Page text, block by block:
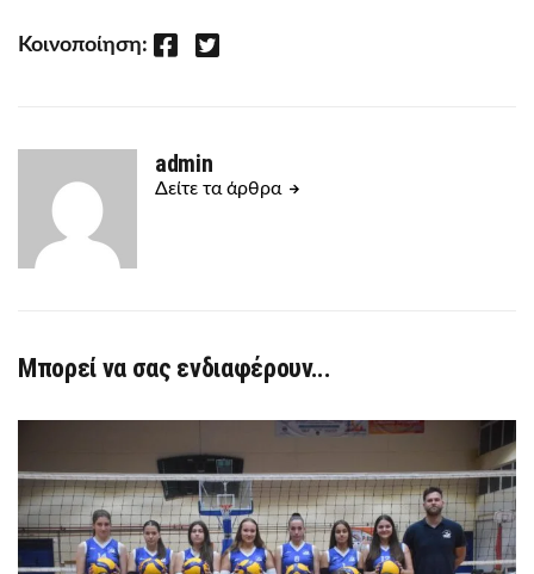
Κοινοποίηση: Facebook Twitter
admin
Δείτε τα άρθρα
Μπορεί να σας ενδιαφέρουν...